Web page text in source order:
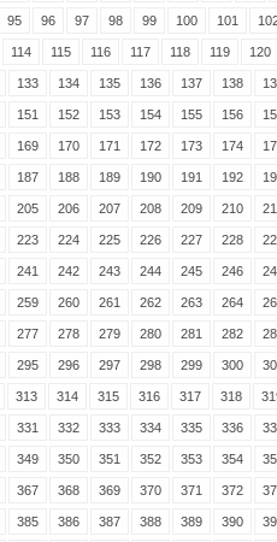
95 96 97 98 99 100 101
114 115 116 117 118 119 120
133 134 135 136 137 138
151 152 153 154 155 156
169 170 171 172 173 174
187 188 189 190 191 192
205 206 207 208 209 210
223 224 225 226 227 228
241 242 243 244 245 246
259 260 261 262 263 264
277 278 279 280 281 282
295 296 297 298 299 300
313 314 315 316 317 318
331 332 333 334 335 336
349 350 351 352 353 354
367 368 369 370 371 372
385 386 387 388 389 390